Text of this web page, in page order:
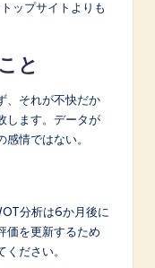
ップサイトよりも
と
、それが不快だか
します。データが
情ではない。
分析は6か月後に
価を更新するため
ださい。